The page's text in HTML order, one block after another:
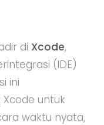
di Xcode,
(IDE)
ini
untuk
waktu nyata,